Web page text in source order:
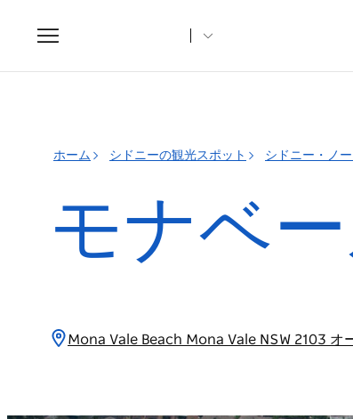
Toggle
navigation
ホーム シドニーの観光スポット シドニー・ノー
モナベ
Mona Vale Beach Mona Vale NSW 2103 オ